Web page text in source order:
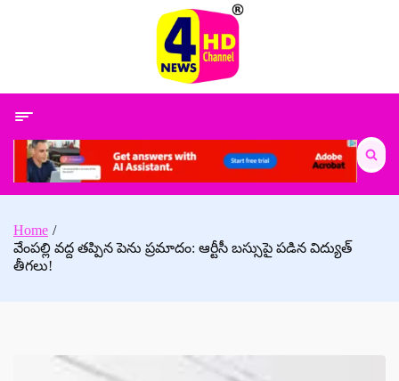
Search
for:
Home
వేంపల్లి వద్ద తప్పిన పెను ప్రమాదం: ఆర్టీసీ బస్సుపై పడిన విద్యుత్
తీగలు!